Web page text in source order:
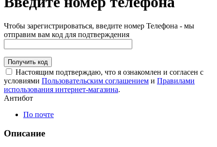
Чтобы зарегистрироваться, введите номер Телефона - мы
отправим вам код для подтверждения
Получить код
Настоящим подтверждаю, что я ознакомлен и согласен с
условиями Пользовательским соглашением и Правилами
использования интернет-магазина.
Антибот
По почте
Описание